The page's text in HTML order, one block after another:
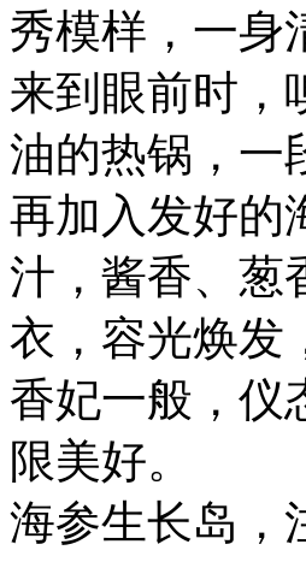
秀模样，一身
来到眼前时，
油的热锅，一
再加入发好的
汁，酱香、葱
衣，容光焕发
香妃一般，仪
限美好。
海参生长岛，